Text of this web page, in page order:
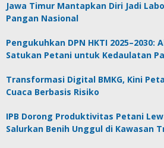
Jawa Timur Mantapkan Diri Jadi
Pangan Nasional
Pengukuhkan DPN HKTI 2025–2030:
Satukan Petani untuk Kedaulatan
Transformasi Digital BMKG, Kini
Cuaca Berbasis Risiko
IPB Dorong Produktivitas Petani
Salurkan Benih Unggul di Kawasan